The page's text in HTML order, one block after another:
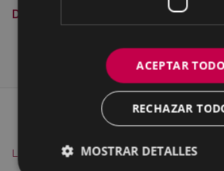
Descargar
ACCESIBILIDAD
LEGAL
COOKIES
ACEPTAR
RECHAZAR
MOSTRAR DETALLES